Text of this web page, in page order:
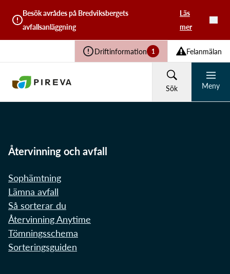
Besök avrådes på Bredviksbergets
avfallsanläggning
Läs
mer
Driftinformation 1 Felanmälan
Sök Meny
Återvinning och avfall
Vatten och avlopp
Om Pireva
Återvinning och avfall
Sophämtning
Lämna avfall
Så sorterar du
Återvinning Anytime
Tömningsschema
Sorteringsguiden